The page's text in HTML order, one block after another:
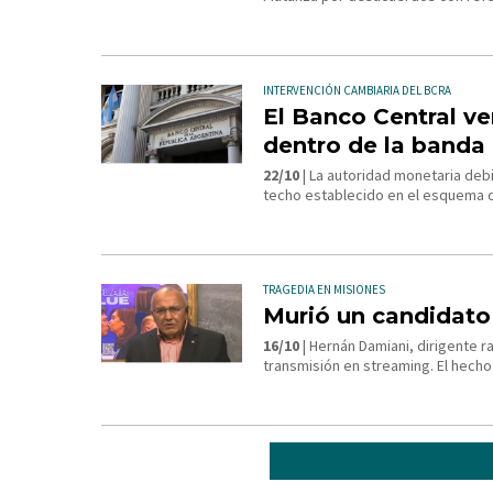
INTERVENCIÓN CAMBIARIA DEL BCRA
El Banco Central
dentro de la
22/10| La autoridad monetaria
techo establecido en el esquema
TRAGEDIA EN MISIONES
Murió un
16/10| Hernán Damiani, dirigente
transmisión en streaming. El